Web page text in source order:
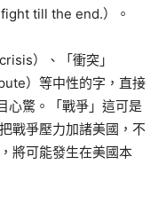
till the end.）。
）、「衝突」
）等中性的字，直接
心驚。「戰爭」這可是
戰爭壓力加諸美國，不
將可能發生在美國本